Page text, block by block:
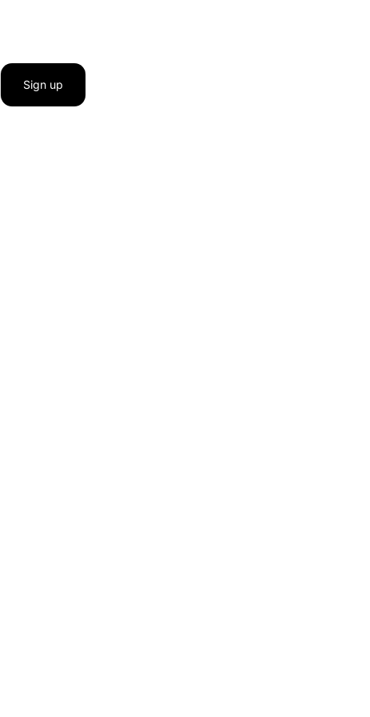
Sign up